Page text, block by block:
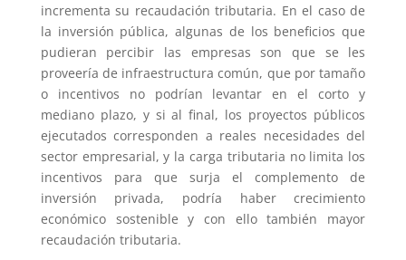
incrementa su recaudación tributaria. En el caso de
la inversión pública, algunas de los beneficios que
pudieran percibir las empresas son que se les
proveería de infraestructura común, que por tamaño
o incentivos no podrían levantar en el corto y
mediano plazo, y si al final, los proyectos públicos
ejecutados corresponden a reales necesidades del
sector empresarial, y la carga tributaria no limita los
incentivos para que surja el complemento de
inversión privada, podría haber crecimiento
económico sostenible y con ello también mayor
recaudación tributaria.